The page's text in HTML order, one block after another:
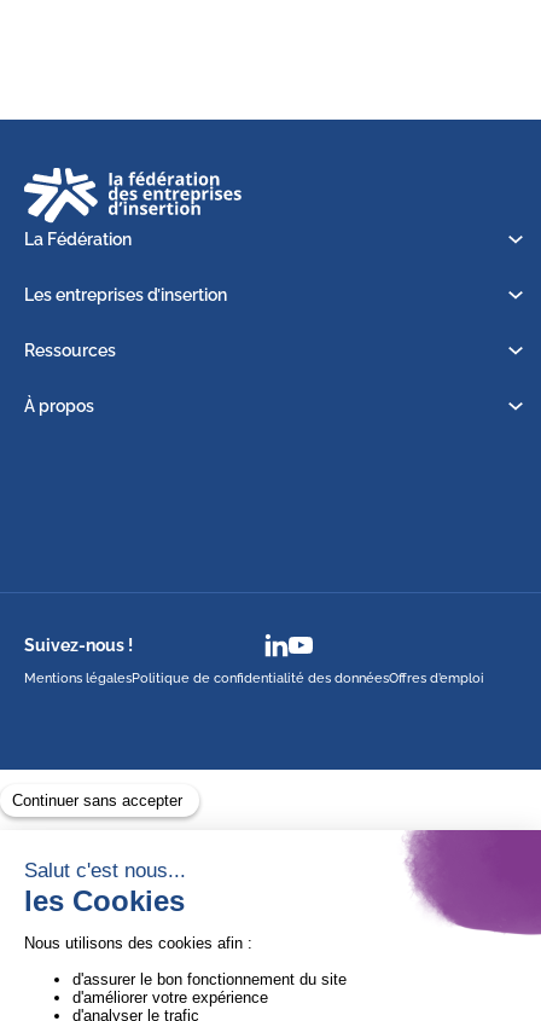
La Fédération
Les entreprises d’insertion
Ressources
À propos
Suivez-nous !
Mentions légalesPolitique de confidentialité des donnéesOffres d’emploi